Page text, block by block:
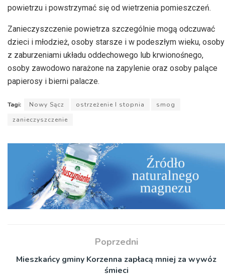
powietrzu i powstrzymać się od wietrzenia pomieszczeń.
Zanieczyszczenie powietrza szczególnie mogą odczuwać
dzieci i młodzież, osoby starsze i w podeszłym wieku, osoby
z zaburzeniami układu oddechowego lub krwionośnego,
osoby zawodowo narażone na zapylenie oraz osoby palące
papierosy i bierni palacze.
Tagi: Nowy Sącz ostrzeżenie I stopnia
smog
zanieczyszczenie
Poprzedni
Mieszkańcy gminy Korzenna zapłacą mniej za wywóz
śmieci